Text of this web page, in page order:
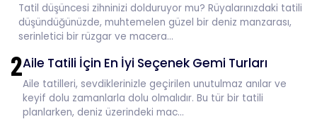
Tatil düşüncesi zihninizi dolduruyor mu? Rüyalarınızdaki tatili
düşündüğünüzde, muhtemelen güzel bir deniz manzarası,
serinletici bir rüzgar ve macera...
2Aile Tatili İçin En İyi Seçenek Gemi Turları
Aile tatilleri, sevdiklerinizle geçirilen unutulmaz anılar ve
keyif dolu zamanlarla dolu olmalıdır. Bu tür bir tatili
planlarken, deniz üzerindeki mac...